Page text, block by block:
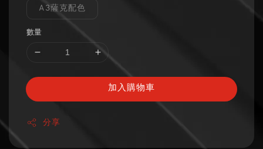
A3薩克配色
數量
加入購物車
分享